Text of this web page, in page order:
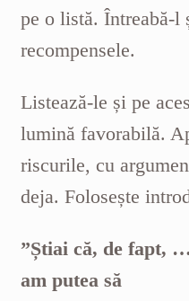
pe o listă. Întreabă-l
recompensele.
Listează-le și pe
lumină favorabilă.
riscurile, cu
deja. Folosește
”Știai că, de fapt,
am putea să